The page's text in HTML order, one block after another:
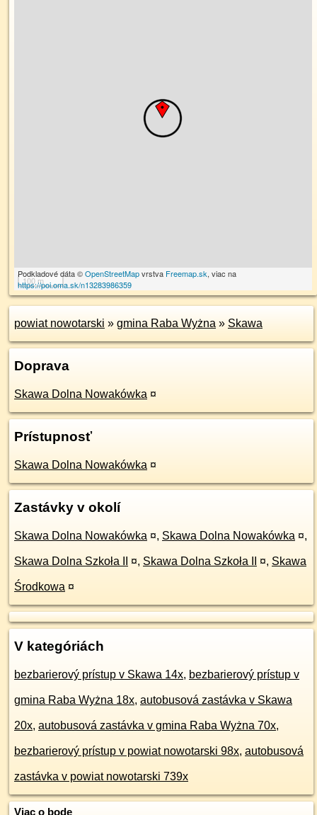
100 m
Podkladové dáta ©OpenStreetMapvrstva Freemap.sk, viac na
https://poi.oma.sk/n13283986359
powiat nowotarski » gmina Raba Wyżna » Skawa
Doprava
Skawa Dolna Nowakówka ¤
Prístupnosť
Skawa Dolna Nowakówka ¤
Zastávky v okolí
Skawa Dolna Nowakówka ¤, Skawa Dolna Nowakówka ¤,
Skawa Dolna Szkoła II ¤, Skawa Dolna Szkoła II ¤, Skawa
Środkowa ¤
V kategóriách
bezbarierový prístup v Skawa 14x, bezbarierový prístup v
gmina Raba Wyżna 18x, autobusová zastávka v Skawa
20x, autobusová zastávka v gmina Raba Wyżna 70x,
bezbarierový prístup v powiat nowotarski 98x, autobusová
zastávka v powiat nowotarski 739x
Viac o bode